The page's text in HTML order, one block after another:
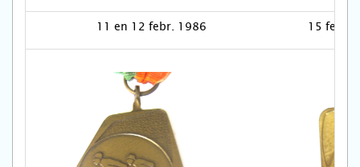
11 en 12 febr. 1986 15 febr.